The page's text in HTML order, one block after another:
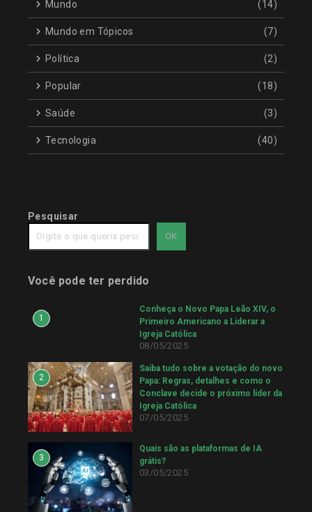
Mundo (14)
Mundo em Tópicos (7)
Política (2)
Popular (18)
Saúde (3)
Tecnologia (40)
Pesquisar
OK
Você pode ter perdido
1
Conheça o Novo Papa Leão XIV, o
Primeiro Americano a Liderar a
Igreja Católica
08/05/2025
2
Saiba tudo sobre a votação do novo
Papa: Regras, detalhes e como o
Conclave decide o próximo líder da
Igreja Católica
07/05/2025
3
Quais são as plataformas de IA
grátis?
03/05/2025